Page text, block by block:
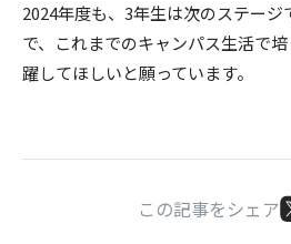
2024年度も、3年生は次のステー
で、これまでのキャンパス生活で
躍してほしいと願っています。
この記事をシェア